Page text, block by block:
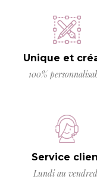
Unique et
100%
Service
Lundi au